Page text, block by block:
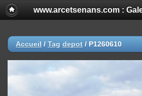
www.arcetsenans.com :
Accueil / Tag depot / P1260610